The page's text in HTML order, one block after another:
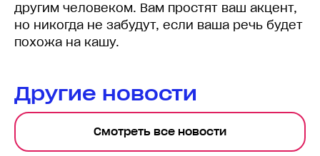
другим человеком. Вам простят ваш акцент,
но никогда не забудут, если ваша речь будет
похожа на кашу.
Другие новости
Смотреть все новости